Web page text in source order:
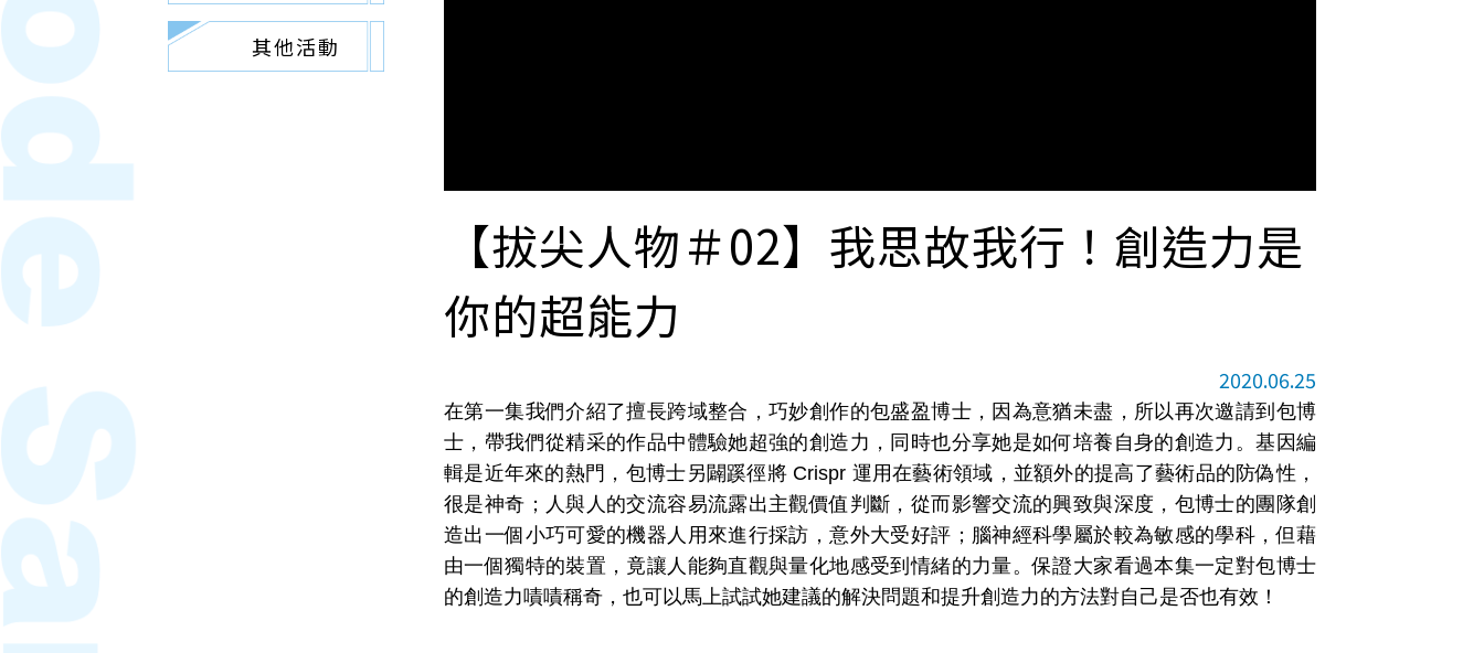
其他活動
【拔尖人物＃02】我思故我行！創造力是
你的超能力
2020.06.25
在第一集我們介紹了擅長跨域整合，巧妙創作的包盛盈博士，因為意猶未盡，所以再次邀請到包博
士，帶我們從精采的作品中體驗她超強的創造力，同時也分享她是如何培養自身的創造力。基因編
輯是近年來的熱門，包博士另闢蹊徑將 Crispr 運用在藝術領域，並額外的提高了藝術品的防偽性，
很是神奇；人與人的交流容易流露出主觀價值判斷，從而影響交流的興致與深度，包博士的團隊創
造出一個小巧可愛的機器人用來進行採訪，意外大受好評；腦神經科學屬於較為敏感的學科，但藉
由一個獨特的裝置，竟讓人能夠直觀與量化地感受到情緒的力量。保證大家看過本集一定對包博士
的創造力嘖嘖稱奇，也可以馬上試試她建議的解決問題和提升創造力的方法對自己是否也有效！